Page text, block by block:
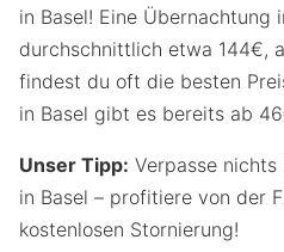
in Basel! Eine Übernachtung
durchschnittlich etwa 144€,
findest du oft die besten
in Basel gibt es bereits ab
Unser Tipp: Verpasse
in Basel – profitiere von der
kostenlosen Stornierung!